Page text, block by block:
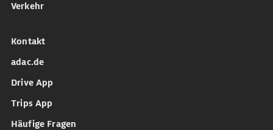
Verkehr
Kontakt
adac.de
Drive App
Trips App
Häufige Fragen